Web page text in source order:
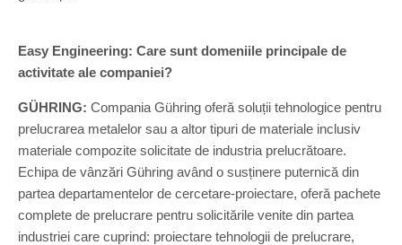
Easy Engineering: Care sunt domeniile principale de
activitate ale companiei?
GÜHRING: Compania Gühring oferă soluții tehnologice pentru
prelucrarea metalelor sau a altor tipuri de materiale inclusiv
materiale compozite solicitate de industria prelucrătoare.
Echipa de vânzări Gühring având o susținere puternică din
partea departamentelor de cercetare-proiectare, oferă pachete
complete de prelucrare pentru solicitările venite din partea
industriei care cuprind: proiectare tehnologii de prelucrare,